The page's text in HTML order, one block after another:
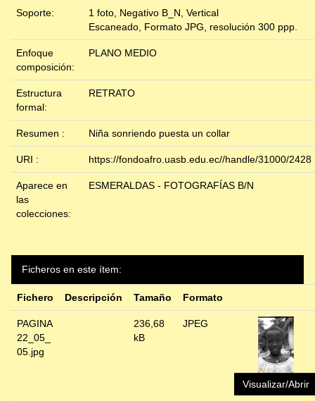
Soporte:
1 foto, Negativo B_N, Vertical
Escaneado, Formato JPG, resolución 300 ppp.
Enfoque
composición:
PLANO MEDIO
Estructura
formal:
RETRATO
Resumen : Niña sonriendo puesta un collar
URI : https://fondoafro.uasb.edu.ec//handle/31000/2428
Aparece en
las
colecciones:
ESMERALDAS - FOTOGRAFÍAS B/N
Ficheros en este ítem:
Fichero Descripción Tamaño Formato
PAGINA
22_05_
05.jpg
236,68
kB
JPEG
Visualizar/Abrir